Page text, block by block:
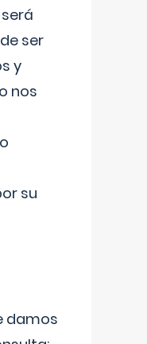
ser
y
nos
su
damos